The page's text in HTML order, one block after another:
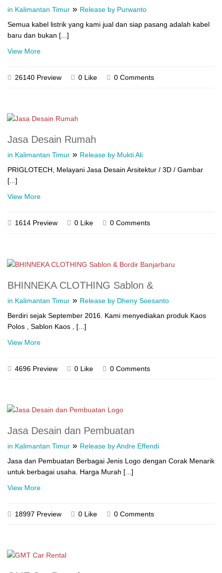
in Kalimantan Timur » Release by Purwanto
Semua kabel listrik yang kami jual dan siap pasang adalah kabel
baru dan bukan [...]
View More
26140 Preview 0 Like 0 Comments
Jasa Desain Rumah
in Kalimantan Timur » Release by Mukti Ali
PRIGLOTECH, Melayani Jasa Desain Arsitektur / 3D / Gambar
[...]
View More
1614 Preview 0 Like 0 Comments
BHINNEKA CLOTHING Sablon &
in Kalimantan Timur » Release by Dheny Soesanto
Berdiri sejak September 2016. Kami menyediakan produk Kaos
Polos , Sablon Kaos , [...]
View More
4696 Preview 0 Like 0 Comments
Jasa Desain dan Pembuatan
in Kalimantan Timur » Release by Andre Effendi
Jasa dan Pembuatan Berbagai Jenis Logo dengan Corak Menarik
untuk berbagai usaha. Harga Murah [...]
View More
18997 Preview 0 Like 0 Comments